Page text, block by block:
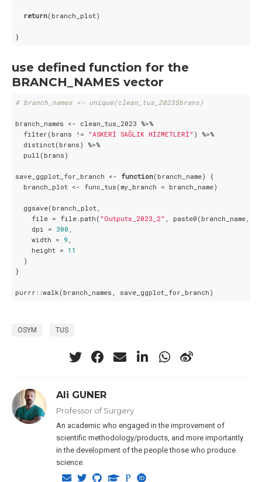
return(branch_plot)
}
use defined function for the
BRANCH_NAMES vector
# branch_names <- unique(clean_tus_2023$brans)
branch_names <- clean_tus_2023 %>%
  filter(brans !=
"ASKERİ SAĞLIK HİZMETLERİ" ) %>%
  distinct(brans) %>%
  pull(brans)
save_ggplot_for_branch <- function(branch_name) {
  branch_plot <- func_tus(my_branch = branch_name)
  ggsave(branch_plot,
    file = file.path(
"Outputs_2023_2" , paste0(branch_name,
    dpi =
300 ,
    width =
9 ,
    height =
11
  )
}
purrr::walk(branch_names, save_ggplot_for_branch)
OSYM TUS
Ali GUNER
Professor of Surgery
An academic who engaged in the improvement of
scientific methodology/products, and more importantly
in the development of the people those who produce
science.